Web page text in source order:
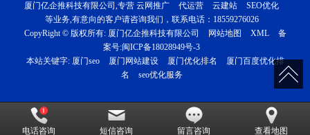
厦门亿企推科技有限公司,专营 云网推广 代运营 云建站
SEO优化
等业务,有意向的客户请咨询我们，联系电话： 18559276026
CopyRight © 版权所有: 厦门亿企推科技有限公司 网站地图 XML
备
案号:闽ICP备18028949号-3
本站关键字: 厦门seo 厦门网站建设 厦门优化排名
厦门百度优化排
名
seo优化服务
电话咨询 短信咨询 留言咨询 查看地图